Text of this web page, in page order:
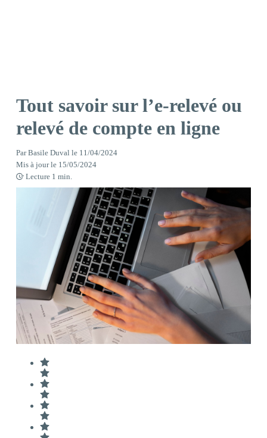
Tout savoir sur l’e-relevé ou
relevé de compte en ligne
ParBasile Duval le 11/04/2024
Mis à jour le 15/05/2024
Lecture 1 min.